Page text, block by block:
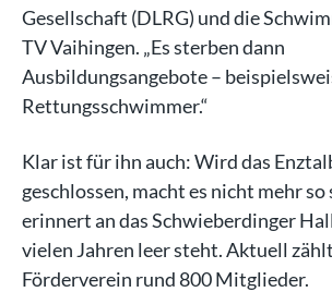
Gesellschaft (DLRG) und die
TV Vaihingen. „Es sterben dann
Ausbildungsangebote –
Rettungsschwimmer.“
Klar ist für ihn auch: Wird das
geschlossen, macht es nicht mehr so
erinnert an das Schwieberdinger
vielen Jahren leer steht. Aktuell
Förderverein rund 800 Mitglieder.